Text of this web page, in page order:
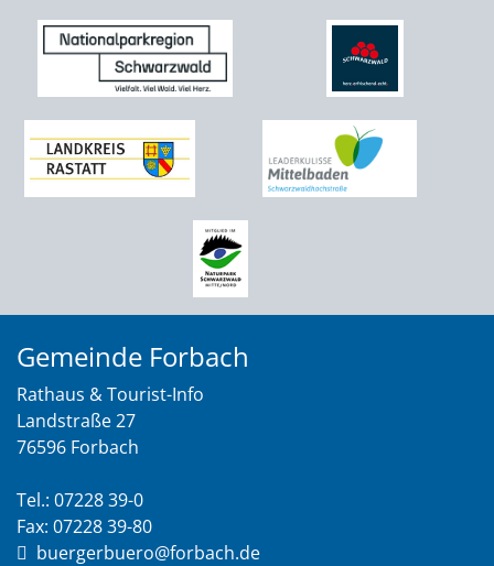
Gemeinde Forbach
Rathaus & Tourist-Info
Landstraße 27
76596 Forbach
Tel.: 07228 39-0
Fax: 07228 39-80
buergerbuero@forbach.de